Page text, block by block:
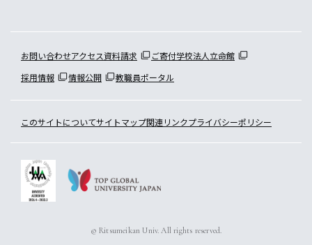
お問い合わせアクセス資料請求 ご寄付学校法人立命館
採用情報
情報公開 教職員ポータル
このサイトについてサイトマップ関連リンクプライバシーポリシー
© Ritsumeikan Univ. All rights reserved.